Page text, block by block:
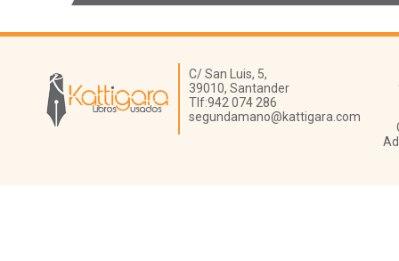
Librería Kattigara
C/ San Luis, 5,
39010, Santander
Tlf:942 074 286
segundamano@kattigara.com